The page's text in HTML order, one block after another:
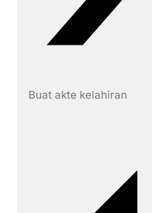
Buat akte kelahiran